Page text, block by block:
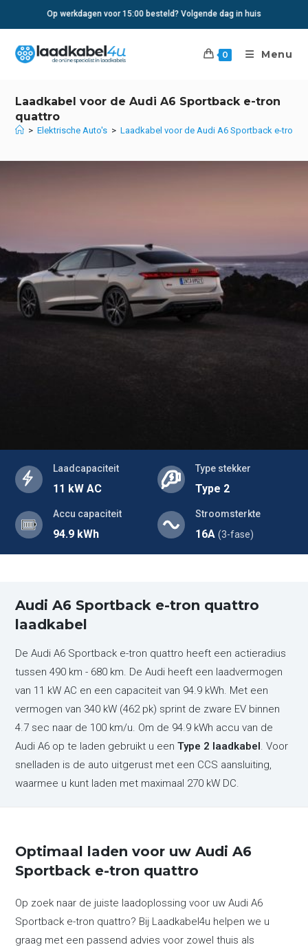
Op werkdagen voor 15:00 besteld? Volgende dag in huis
0 Menu
Laadkabel voor de Audi A6 Sportback e-tron
quattro
> Elektrische Auto's > Laadkabel voor de Audi A6 Sportback e-tron
Laadcapaciteit
11 kW AC
Type stekker
Type 2
Accu capaciteit
94.9 kWh
Stroomsterkte
16A (3-fase)
Audi A6 Sportback e-tron quattro
laadkabel
De Audi A6 Sportback e-tron quattro heeft een actieradius
tussen 490 km - 680 km. De Audi heeft een laadvermogen
van 11 kW AC en een capaciteit van 94.9 kWh. Met een
vermogen van 340 kW (462 pk) sprint de zware EV binnen
4.7 sec naar de 100 km/u. Om de 94.9 kWh accu van de
Audi A6 op te laden gebruikt u eenType 2 laadkabel. Voor
snelladen is de auto uitgerust met een CCS aansluiting,
waarmee u kunt laden met maximaal 270 kW DC.
Optimaal laden voor uw Audi A6
Sportback e-tron quattro
Op zoek naar de juiste laadoplossing voor uw Audi A6
Sportback e-tron quattro? Bij Laadkabel4u helpen we u
graag met een passend advies voor zowel thuis als